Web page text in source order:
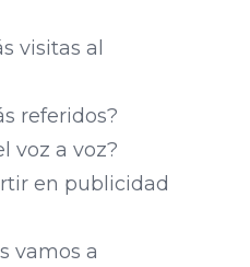
visitas al
referidos?
voz a voz?
en publicidad
vamos a